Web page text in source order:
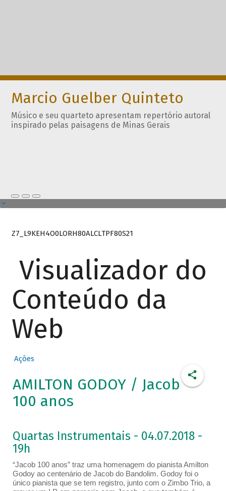
Marcio Guelber Quinteto
Músico e seu quarteto apresentam repertório autoral
inspirado pelas paisagens de Minas Gerais
Z7_L9KEH4O0LORH80ALCLTPF80S21
Visualizador do
Conteúdo da
Web
Ações
AMILTON GODOY / Jacob
100 anos
Quartas Instrumentais - 04.07.2018 -
19h
“Jacob 100 anos” traz uma homenagem do pianista Amilton
Godoy ao centenário de Jacob do Bandolim. Godoy foi o
único pianista que se tem registro, junto com o Zimbo Trio, a